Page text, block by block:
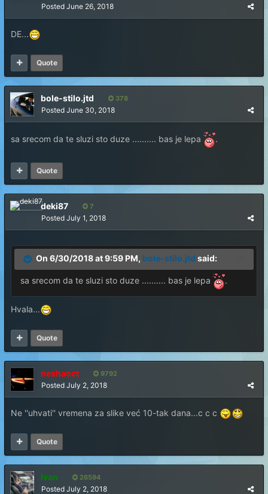
Posted June 26, 2018
DE...
Quote
bole-stilo.jtd 378
Posted June 30, 2018
sa srecom da te sluzi sto duze .......... bas je lepa .
Quote
deki87 7
Posted July 1, 2018
On 6/30/2018 at 9:59 PM, bole-stilo.jtd said:
sa srecom da te sluzi sto duze .......... bas je lepa .
Hvala...
Quote
neshaoct 9792
Posted July 2, 2018
Ne ''uhvati'' vremena za slike već 10-tak dana...c c c
Quote
Ivan 26594
Posted July 2, 2018